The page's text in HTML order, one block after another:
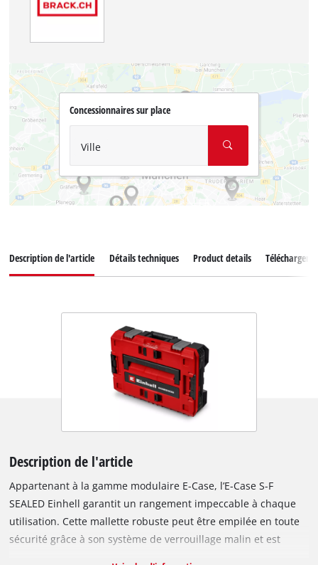
Concessionnaires sur place
Ville
Description de l'article Détails techniques Product details
Description de l'article
Appartenant à la gamme modulaire E-Case, l’E-Case S-F
SEALED Einhell garantit un rangement impeccable à chaque
utilisation. Cette mallette robuste peut être empilée en toute
sécurité grâce à son système de verrouillage malin et est